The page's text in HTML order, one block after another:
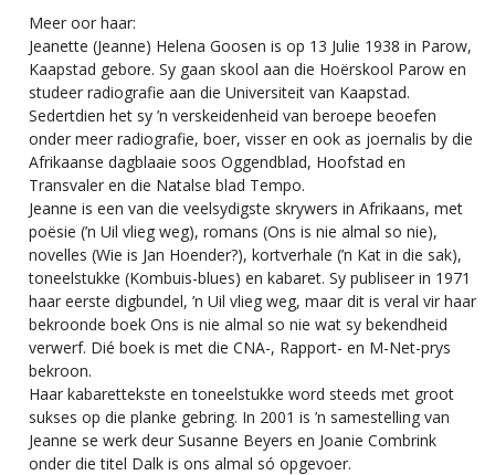
Meer oor haar:
Jeanette (Jeanne) Helena Goosen is op 13 Julie 1938 in Parow,
Kaapstad gebore. Sy gaan skool aan die Hoërskool Parow en
studeer radiografie aan die Universiteit van Kaapstad.
Sedertdien het sy ’n verskeidenheid van beroepe beoefen
onder meer radiografie, boer, visser en ook as joernalis by die
Afrikaanse dagblaaie soos Oggendblad, Hoofstad en
Transvaler en die Natalse blad Tempo.
Jeanne is een van die veelsydigste skrywers in Afrikaans, met
poësie (’n Uil vlieg weg), romans (Ons is nie almal so nie),
novelles (Wie is Jan Hoender?), kortverhale (’n Kat in die sak),
toneelstukke (Kombuis-blues) en kabaret. Sy publiseer in 1971
haar eerste digbundel, ’n Uil vlieg weg, maar dit is veral vir haar
bekroonde boek Ons is nie almal so nie wat sy bekendheid
verwerf. Dié boek is met die CNA-, Rapport- en M-Net-prys
bekroon.
Haar kabarettekste en toneelstukke word steeds met groot
sukses op die planke gebring. In 2001 is ’n samestelling van
Jeanne se werk deur Susanne Beyers en Joanie Combrink
onder die titel Dalk is ons almal só opgevoer.